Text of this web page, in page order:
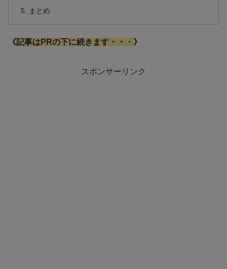
まとめ
《記事はPRの下に続きます・・・ 》
スポンサーリンク